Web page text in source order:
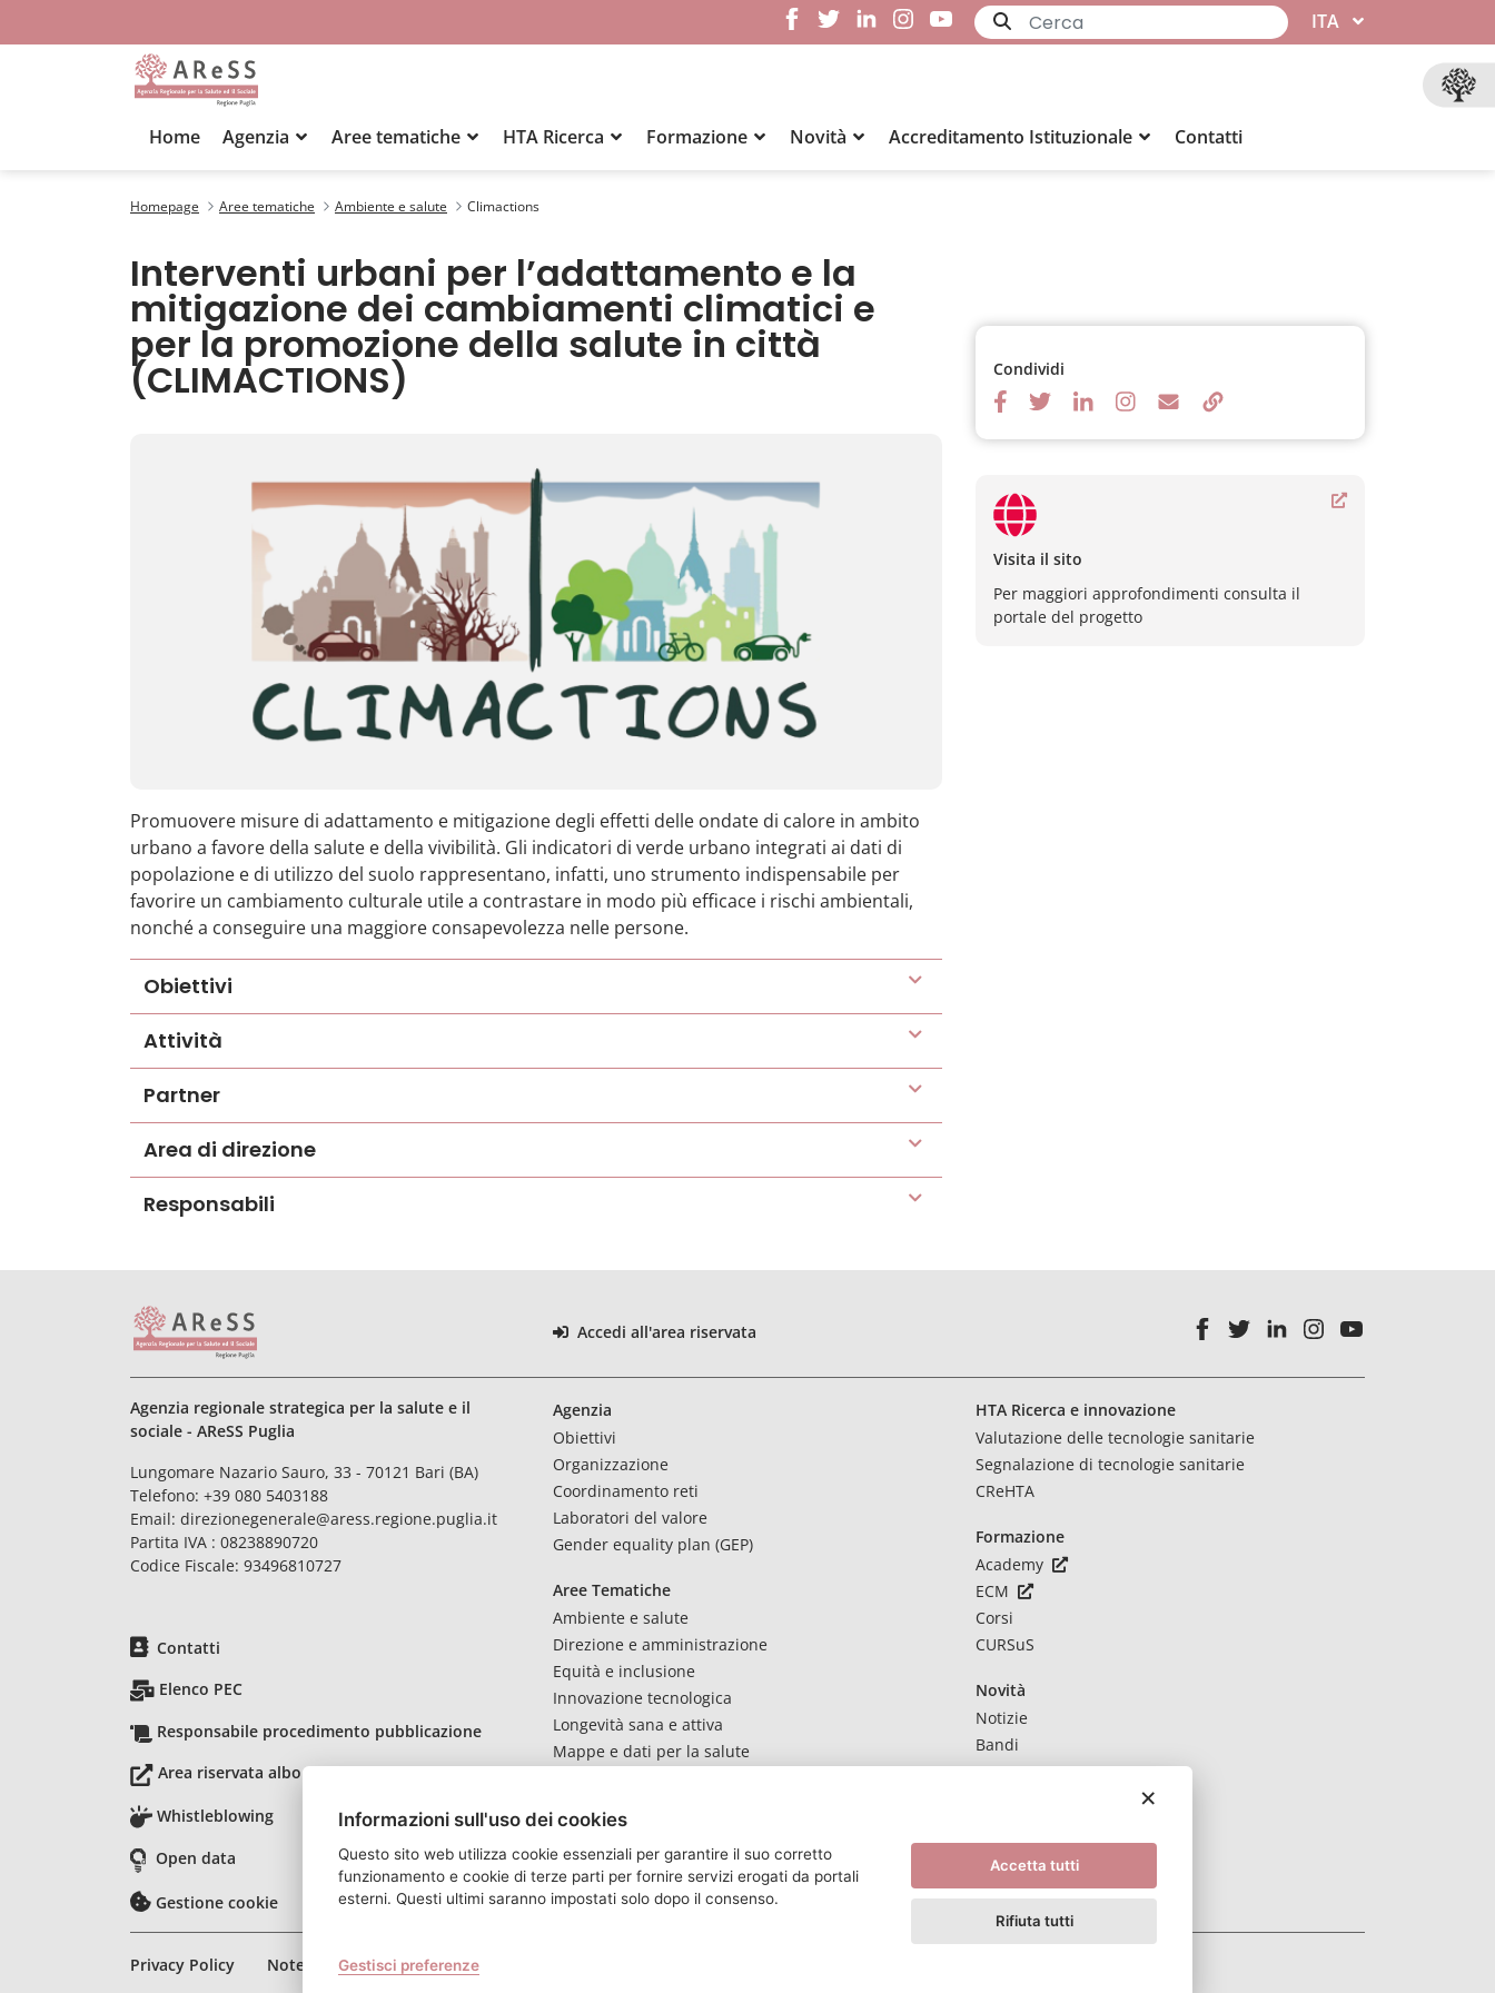
ITA
Home Agenzia Aree tematiche HTA Ricerca Formazione Novità Accreditamento Istituzionale
Contatti
Homepage Aree tematiche Ambiente e salute Climactions
Interventi urbani per l’adattamento e la
mitigazione dei cambiamenti climatici e
per la promozione della salute in città
(CLIMACTIONS)
Promuovere misure di adattamento e mitigazione degli effetti delle ondate di calore in ambito
urbano a favore della salute e della vivibilità. Gli indicatori di verde urbano integrati ai dati di
popolazione e di utilizzo del suolo rappresentano, infatti, uno strumento indispensabile per
favorire un cambiamento culturale utile a contrastare in modo più efficace i rischi ambientali,
nonché a conseguire una maggiore consapevolezza nelle persone.
Obiettivi
Attività
Partner
Area di direzione
Responsabili
Condividi
Visita il sito
Per maggiori approfondimenti consulta il
portale del progetto
Accedi all'area riservata
Agenzia regionale strategica per la salute e il
sociale - AReSS Puglia
Lungomare Nazario Sauro, 33 - 70121 Bari (BA)
Telefono: +39 080 5403188
Email: direzionegenerale@aress.regione.puglia.it
Partita IVA : 08238890720
Codice Fiscale: 93496810727
Contatti
Elenco PEC
Responsabile procedimento pubblicazione
Area riservata albo pretorio
Whistleblowing
Open data
Gestione cookie
Agenzia
Obiettivi
Organizzazione
Coordinamento reti
Laboratori del valore
Gender equality plan (GEP)
Aree Tematiche
Ambiente e salute
Direzione e amministrazione
Equità e inclusione
Innovazione tecnologica
Longevità sana e attiva
Mappe e dati per la salute
Sanità integrata e digitale
Transizione digitale e privacy
HTA Ricerca e innovazione
Valutazione delle tecnologie sanitarie
Segnalazione di tecnologie sanitarie
CReHTA
Formazione
Academy
ECM
Corsi
CURSuS
Novità
Notizie
Bandi
Privacy Policy Note legali Accessibilità
×
Informazioni sull'uso dei cookies
Questo sito web utilizza cookie essenziali per garantire il suo corretto
funzionamento e cookie di terze parti per fornire servizi erogati da portali
esterni. Questi ultimi saranno impostati solo dopo il consenso.
Gestisci preferenze
Accetta tutti
Rifiuta tutti